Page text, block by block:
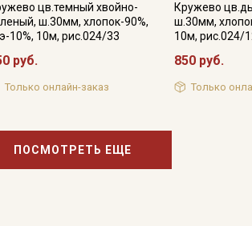
цв.темный хвойно-
ш.30мм, хлопок-90%,
10%, 10м, рис.024/33
руб.
Только онлайн-заказ
Кружево
ш.30мм,
10м, рис.024/
850 руб.
Только
ПОСМОТРЕТЬ ЕЩЕ
на получение рекламных и